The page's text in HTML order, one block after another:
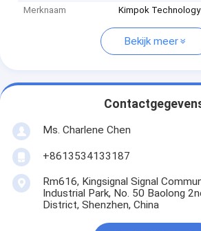
Merknaam
Kimpok Technology
Bekijk meer
Ms. Charlene Chen
+8613534133187
Rm616, Kingsignal Signal
Industrial Park, No. 50 Baolong
District, Shenzhen, China